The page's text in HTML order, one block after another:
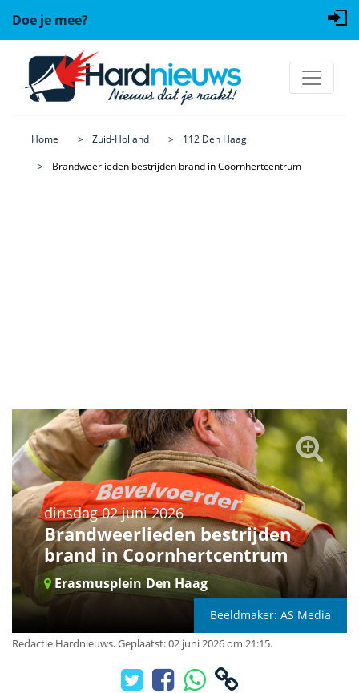
Doe je mee?
Home Zuid-Holland
112 Den Haag
Brandweerlieden bestrijden brand in Coornhertcentrum
dinsdag 02 juni 2026
Brandweerlieden bestrijden
brand in Coornhertcentrum
Erasmusplein Den Haag
Beeldmaker: AS Media
Redactie Hardnieuws.Geplaatst: 02 juni 2026 om 21:15.